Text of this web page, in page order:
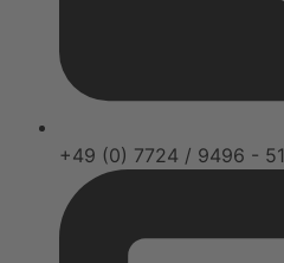
+49 (0) 7724 / 9496 - 51